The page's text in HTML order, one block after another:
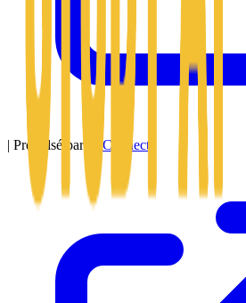
| Propulsé par SitConnect